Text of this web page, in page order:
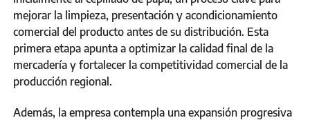
mejorar la limpieza, presentación y acondicionamiento
comercial del producto antes de su distribución. Esta
primera etapa apunta a optimizar la calidad final de la
mercadería y fortalecer la competitividad comercial de la
producción regional.
Además, la empresa contempla una expansión progresiva